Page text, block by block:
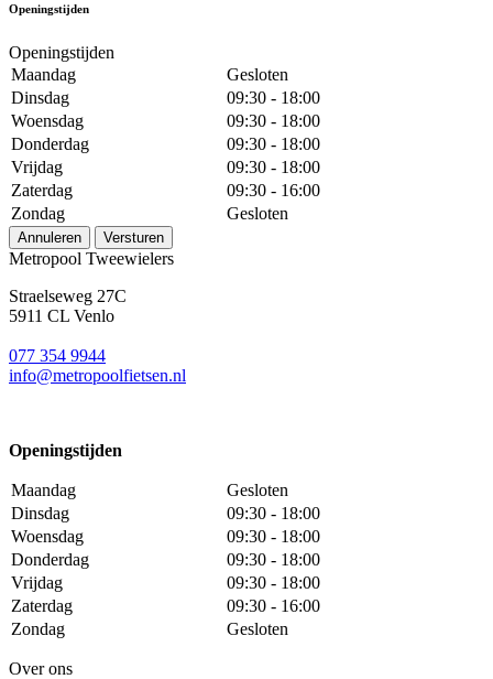
Openingstijden
Openingstijden
Maandag
Gesloten
Dinsdag
09:30 - 18:00
Woensdag
09:30 - 18:00
Donderdag
09:30 - 18:00
Vrijdag
09:30 - 18:00
Zaterdag
09:30 - 16:00
Zondag
Gesloten
Annuleren Versturen
Metropool Tweewielers
Straelseweg 27C
5911 CL Venlo
077 354 9944
info@metropoolfietsen.nl
Openingstijden
Maandag
Gesloten
Dinsdag
09:30 - 18:00
Woensdag
09:30 - 18:00
Donderdag
09:30 - 18:00
Vrijdag
09:30 - 18:00
Zaterdag
09:30 - 16:00
Zondag
Gesloten
Over ons